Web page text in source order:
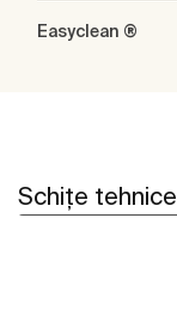
Easyclean ®
Schițe tehnice